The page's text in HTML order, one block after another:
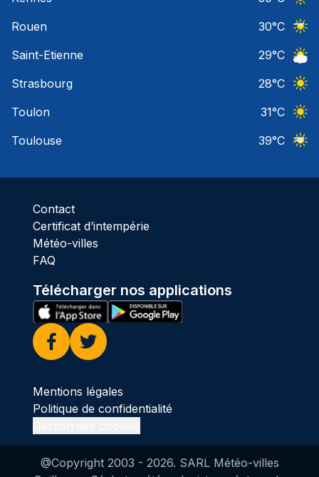
Rouen
30°C
Saint-Etienne
29°C
Strasbourg
28°C
Toulon
31°C
Toulouse
39°C
Contact
Certificat d’intempérie
Météo-villes
FAQ
Télécharger nos applications
Facebook
Twitter
Mentions légales
Politique de confidentialité
@Copyright 2003 - 2026. SARL Météo-villes